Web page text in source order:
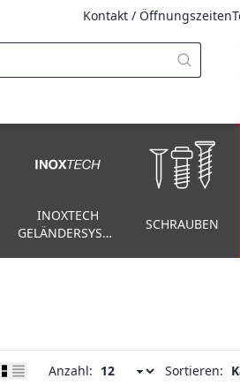
Kontakt / Öffnungszeiten
INOXTECH
GELÄNDERSYSTEM
SCHRAUBEN
Anzahl: Sortieren: